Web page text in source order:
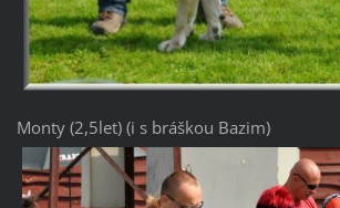
Monty (2,5let) (i s bráškou Bazim)